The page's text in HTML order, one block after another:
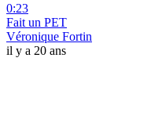
0:23
Fait un PET
Véronique Fortin
il y a 20 ans